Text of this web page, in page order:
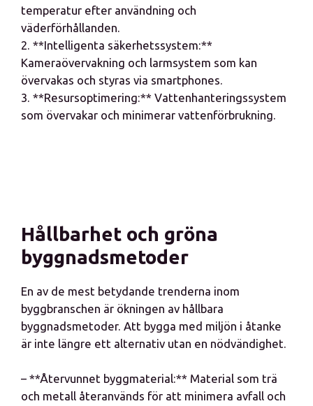
temperatur efter användning och
väderförhållanden.
2. **Intelligenta säkerhetssystem:**
Kameraövervakning och larmsystem som kan
övervakas och styras via smartphones.
3. **Resursoptimering:** Vattenhanteringssystem
som övervakar och minimerar vattenförbrukning.
Hållbarhet och gröna
byggnadsmetoder
En av de mest betydande trenderna inom
byggbranschen är ökningen av hållbara
byggnadsmetoder. Att bygga med miljön i åtanke
är inte längre ett alternativ utan en nödvändighet.
– **Återvunnet byggmaterial:** Material som trä
och metall återanvänds för att minimera avfall och